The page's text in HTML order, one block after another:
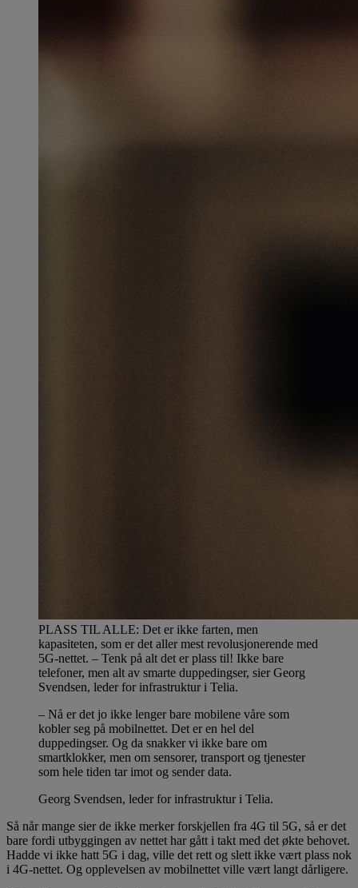
PLASS TIL ALLE: Det er ikke farten, men
kapasiteten, som er det aller mest revolusjonerende med
5G-nettet. – Tenk på alt det er plass til! Ikke bare
telefoner, men alt av smarte duppedingser, sier Georg
Svendsen, leder for infrastruktur i Telia.
– Nå er det jo ikke lenger bare mobilene våre som
kobler seg på mobilnettet. Det er en hel del
duppedingser. Og da snakker vi ikke bare om
smartklokker, men om sensorer, transport og tjenester
som hele tiden tar imot og sender data.
Georg Svendsen, leder for infrastruktur i Telia.
Så når mange sier de ikke merker forskjellen fra 4G til 5G, så er det
bare fordi utbyggingen av nettet har gått i takt med det økte behovet.
Hadde vi ikke hatt 5G i dag, ville det rett og slett ikke vært plass nok
i 4G-nettet. Og opplevelsen av mobilnettet ville vært langt dårligere.